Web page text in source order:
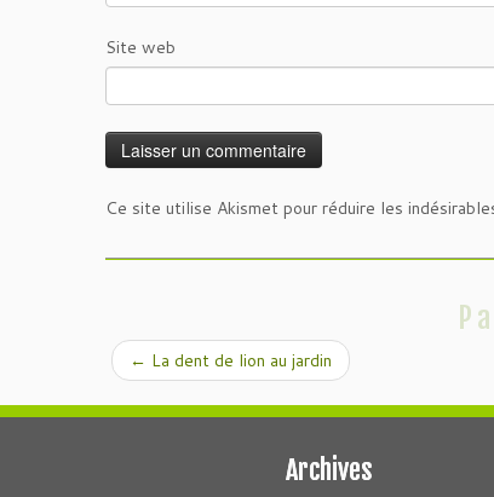
Site web
Ce site utilise Akismet pour réduire les
← La dent de lion au jardin
Archives